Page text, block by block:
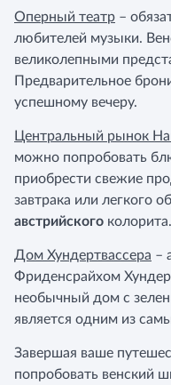
Оперный театр –
любителей музыки.
великолепными
Предварительное
успешному вечеру.
Центральный рынок
можно попробовать
приобрести свежие
завтрака или легкого
австрийского колорита.
Дом Хундертвассера –
Фриденсрайхом
необычный дом с
является одним из
Завершая ваше
попробовать венский